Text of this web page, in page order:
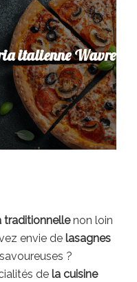
italienne Wavre
traditionnellenon loin
envie de lasagnes
?
de la cuisine